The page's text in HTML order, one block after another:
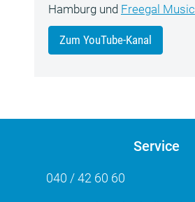
Hamburg und Freegal Music
Zum YouTube-Kanal
Service
040 / 42 60 60